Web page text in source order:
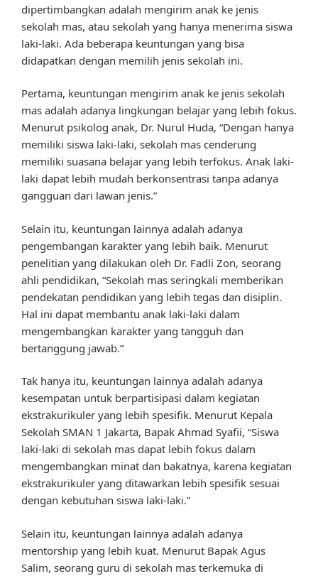
dipertimbangkan adalah mengirim anak ke jenis
sekolah mas, atau sekolah yang hanya menerima siswa
laki-laki. Ada beberapa keuntungan yang bisa
didapatkan dengan memilih jenis sekolah ini.
Pertama, keuntungan mengirim anak ke jenis sekolah
mas adalah adanya lingkungan belajar yang lebih fokus.
Menurut psikolog anak, Dr. Nurul Huda, “Dengan hanya
memiliki siswa laki-laki, sekolah mas cenderung
memiliki suasana belajar yang lebih terfokus. Anak laki-
laki dapat lebih mudah berkonsentrasi tanpa adanya
gangguan dari lawan jenis.”
Selain itu, keuntungan lainnya adalah adanya
pengembangan karakter yang lebih baik. Menurut
penelitian yang dilakukan oleh Dr. Fadli Zon, seorang
ahli pendidikan, “Sekolah mas seringkali memberikan
pendekatan pendidikan yang lebih tegas dan disiplin.
Hal ini dapat membantu anak laki-laki dalam
mengembangkan karakter yang tangguh dan
bertanggung jawab.”
Tak hanya itu, keuntungan lainnya adalah adanya
kesempatan untuk berpartisipasi dalam kegiatan
ekstrakurikuler yang lebih spesifik. Menurut Kepala
Sekolah SMAN 1 Jakarta, Bapak Ahmad Syafii, “Siswa
laki-laki di sekolah mas dapat lebih fokus dalam
mengembangkan minat dan bakatnya, karena kegiatan
ekstrakurikuler yang ditawarkan lebih spesifik sesuai
dengan kebutuhan siswa laki-laki.”
Selain itu, keuntungan lainnya adalah adanya
mentorship yang lebih kuat. Menurut Bapak Agus
Salim, seorang guru di sekolah mas terkemuka di